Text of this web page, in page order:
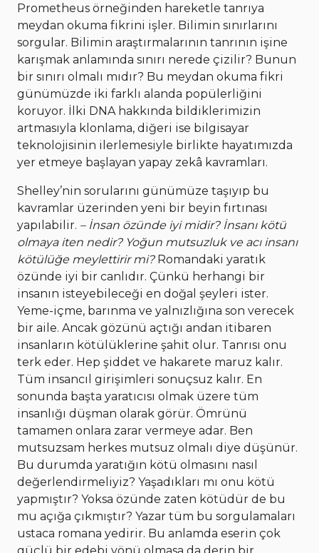
Prometheus örneğinden hareketle tanrıya
meydan okuma fikrini işler. Bilimin sınırlarını
sorgular. Bilimin araştırmalarının tanrının işine
karışmak anlamında sınırı nerede çizilir? Bunun
bir sınırı olmalı mıdır? Bu meydan okuma fikri
günümüzde iki farklı alanda popülerliğini
koruyor. İlki DNA hakkında bildiklerimizin
artmasıyla klonlama, diğeri ise bilgisayar
teknolojisinin ilerlemesiyle birlikte hayatımızda
yer etmeye başlayan yapay zekâ kavramları.
Shelley’nin sorularını günümüze taşıyıp bu
kavramlar üzerinden yeni bir beyin fırtınası
yapılabilir. – İnsan özünde iyi midir? İnsanı kötü
olmaya iten nedir? Yoğun mutsuzluk ve acı insanı
kötülüğe meylettirir mi?Romandaki yaratık
özünde iyi bir canlıdır. Çünkü herhangi bir
insanın isteyebileceği en doğal şeyleri ister.
Yeme-içme, barınma ve yalnızlığına son verecek
bir aile. Ancak gözünü açtığı andan itibaren
insanların kötülüklerine şahit olur. Tanrısı onu
terk eder. Hep şiddet ve hakarete maruz kalır.
Tüm insancıl girişimleri sonuçsuz kalır. En
sonunda başta yaratıcısı olmak üzere tüm
insanlığı düşman olarak görür. Ömrünü
tamamen onlara zarar vermeye adar. Ben
mutsuzsam herkes mutsuz olmalı diye düşünür.
Bu durumda yaratığın kötü olmasını nasıl
değerlendirmeliyiz? Yaşadıkları mı onu kötü
yapmıştır? Yoksa özünde zaten kötüdür de bu
mu açığa çıkmıştır? Yazar tüm bu sorgulamaları
ustaca romana yedirir. Bu anlamda eserin çok
güçlü bir edebi yönü olmasa da derin bir